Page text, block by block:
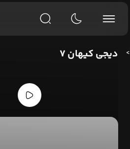
دیجی کیهان ۷ >